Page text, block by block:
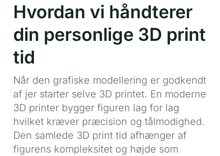
Hvordan vi håndterer
din personlige 3D print
tid
Når den grafiske modellering er godkendt
af jer starter selve 3D printet. En moderne
3D printer bygger figuren lag for lag
hvilket kræver præcision og tålmodighed.
Den samlede 3D print tid afhænger af
figurens kompleksitet og højde som